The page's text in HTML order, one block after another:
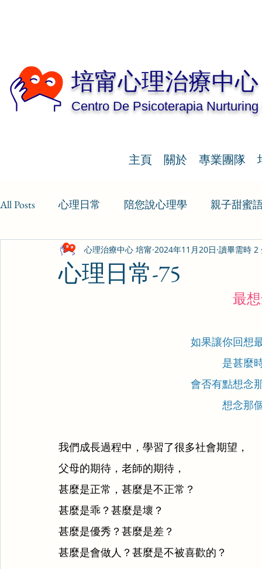
培甯心理治療中心
Centro De Psicoterapia Nurturing
主頁 關於 專業團隊
All Posts 心理日常 陪您說心理學 親子甜蜜
心理日常-75
心理治療中心 培甯 2024年11月20日 讀畢需時 2
最
如果讓你回想
是甚麼
會否有點想念
想念那
我們成長過程中，學習了很多社會期望，
父母的期待，老師的期待，
甚麼是正常，甚麼是不正常？
甚麼是乖？甚麼是壞？
甚麼是優秀？甚麼是差？
甚麼是會做人？甚麼是不被喜歡的？